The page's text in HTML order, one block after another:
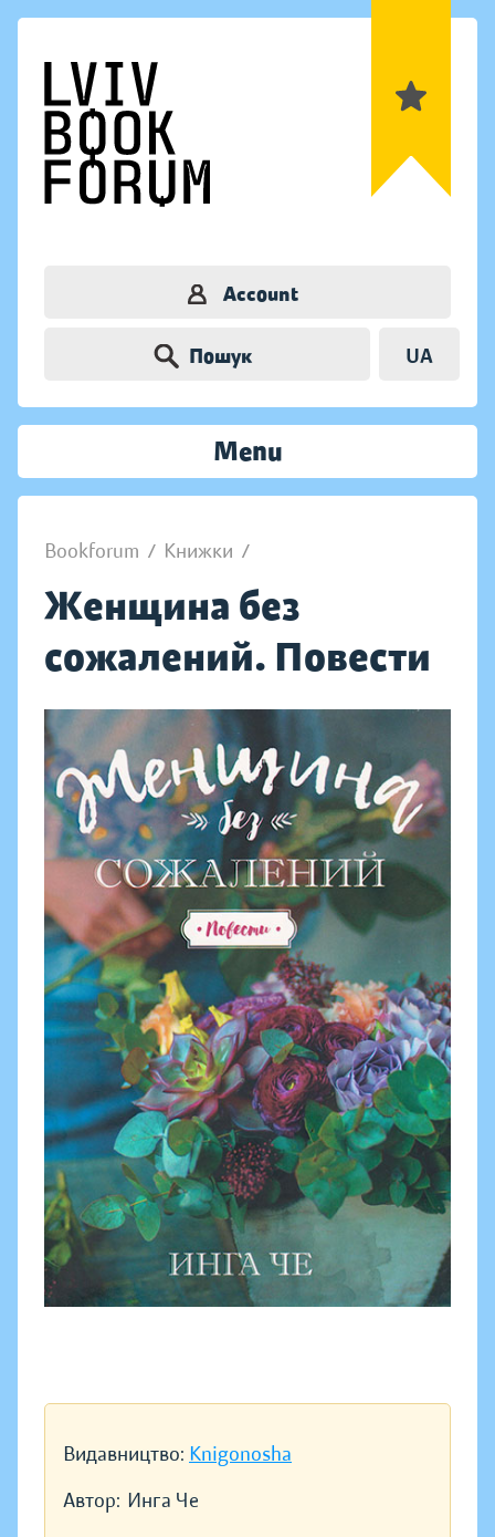
Account
Пошук UA
Menu
Bookforum / Книжки /
Женщина без
сожалений. Повести
Видавництво: Knigonosha
Автор: Инга Че